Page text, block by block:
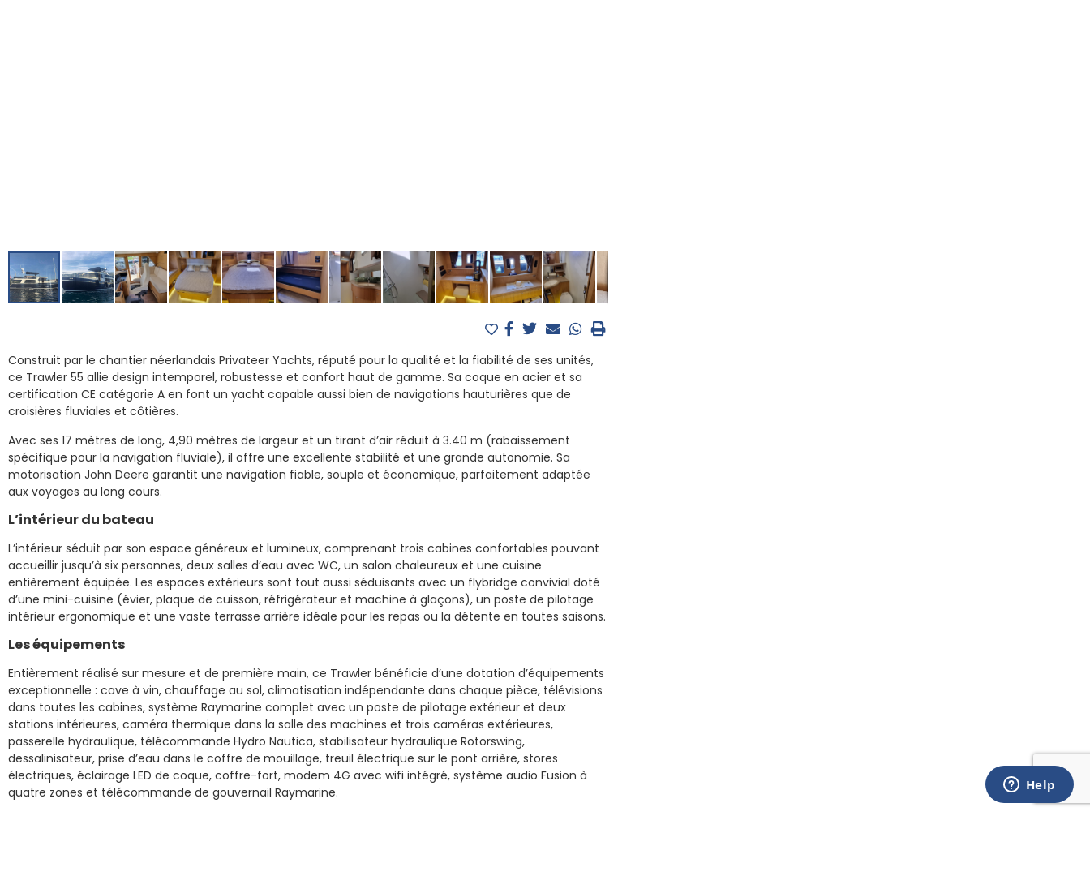
Construit par le chantier néerlandais Privateer Yachts, réputé pour la qualité et la fiabilité de ses unités,
ce Trawler 55 allie design intemporel, robustesse et confort haut de gamme. Sa coque en acier et sa
certification CE catégorie A en font un yacht capable aussi bien de navigations hauturières que de
croisières fluviales et côtières.
Avec ses 17 mètres de long, 4,90 mètres de largeur et un tirant d’air réduit à 3.40 m (rabaissement
spécifique pour la navigation fluviale), il offre une excellente stabilité et une grande autonomie. Sa
motorisation John Deere garantit une navigation fiable, souple et économique, parfaitement adaptée
aux voyages au long cours.
L’intérieur du bateau
L’intérieur séduit par son espace généreux et lumineux, comprenant trois cabines confortables pouvant
accueillir jusqu’à six personnes, deux salles d’eau avec WC, un salon chaleureux et une cuisine
entièrement équipée. Les espaces extérieurs sont tout aussi séduisants avec un flybridge convivial doté
d’une mini-cuisine (évier, plaque de cuisson, réfrigérateur et machine à glaçons), un poste de pilotage
intérieur ergonomique et une vaste terrasse arrière idéale pour les repas ou la détente en toutes saisons.
Les équipements
Entièrement réalisé sur mesure et de première main, ce Trawler bénéficie d’une dotation d’équipements
exceptionnelle : cave à vin, chauffage au sol, climatisation indépendante dans chaque pièce, télévisions
dans toutes les cabines, système Raymarine complet avec un poste de pilotage extérieur et deux
stations intérieures, caméra thermique dans la salle des machines et trois caméras extérieures,
passerelle hydraulique, télécommande Hydro Nautica, stabilisateur hydraulique Rotorswing,
dessalinisateur, prise d’eau dans le coffre de mouillage, treuil électrique sur le pont arrière, stores
électriques, éclairage LED de coque, coffre-fort, modem 4G avec wifi intégré, système audio Fusion à
quatre zones et télécommande de gouvernail Raymarine.